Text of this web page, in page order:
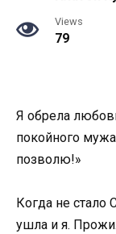
Views
79
Я обрела
покойного
позволю!»
Когда не стало
ушла и я.